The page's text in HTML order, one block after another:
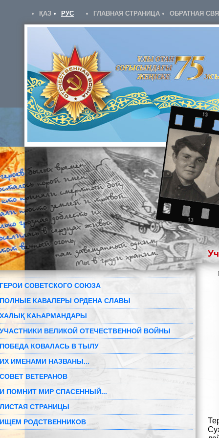
ҚАЗ РУС ГЛАВНАЯ СТРАНИЦА ОБРАТНАЯ
ГЕРОИ СОВЕТСКОГО СОЮЗА
ПОЛНЫЕ КАВАЛЕРЫ ОРДЕНА СЛАВЫ
ХАЛЫҚ КАҺАРМАНДАРЫ
УЧАСТНИКИ ВЕЛИКОЙ ОТЕЧЕСТВЕННОЙ ВОЙНЫ
ПОБЕДА КОВАЛАСЬ В ТЫЛУ
ИХ ИМЕНАМИ НАЗВАНЫ...
СОВЕТ ВЕТЕРАНОВ
И ПОМНИТ МИР СПАСЕННЫЙ...
ЛИСТАЯ СТРАНИЦЫ
ИЩЕМ РОДСТВЕННИКОВ